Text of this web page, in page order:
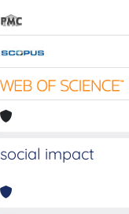
social impact